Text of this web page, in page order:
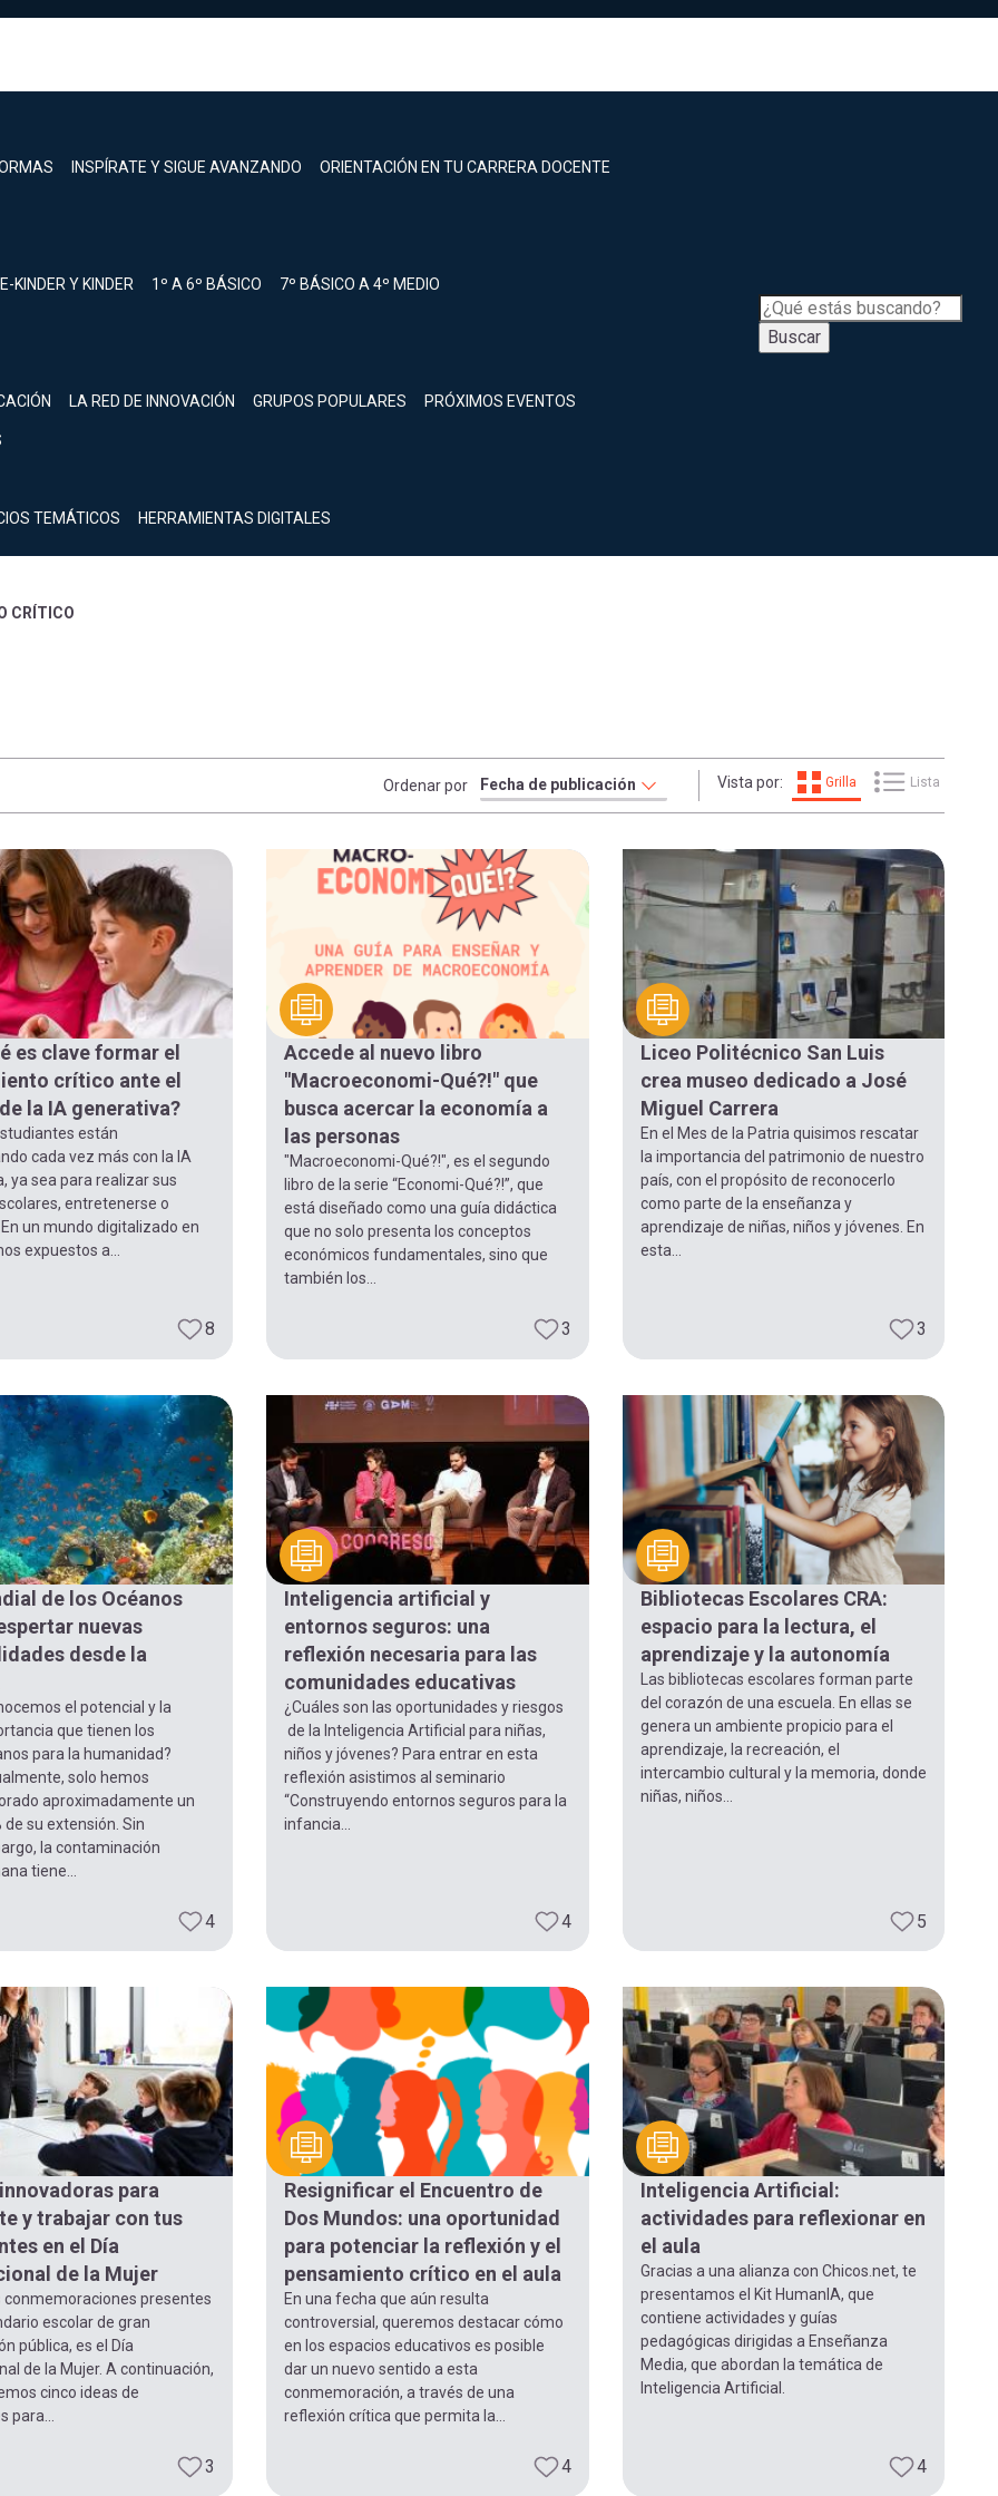
INSPÍRATE Y SIGUE AVANZANDO ORIENTACIÓN EN TU CARRERA DOCENTE
KINDER Y KINDER 1º A 6º BÁSICO 7º BÁSICO A 4º MEDIO
LA RED DE INNOVACIÓN GRUPOS POPULARES PRÓXIMOS EVENTOS
TEMÁTICOS HERRAMIENTAS DIGITALES
Buscar
CRÍTICO
Ordenar por Vista por: Grilla Lista
es clave formar el
crítico ante el
la IA generativa?
están
cada vez más con la IA
ya sea para realizar sus
entretenerse o
un mundo digitalizado en
expuestos a...
8
Accede al nuevo libro
"Macroeconomi-Qué?!" que
busca acercar la economía a
las personas
"Macroeconomi-Qué?!", es el segundo
libro de la serie “Economi-Qué?!”, que
está diseñado como una guía didáctica
que no solo presenta los conceptos
económicos fundamentales, sino que
también los...
3
Liceo Politécnico San Luis
crea museo dedicado a José
Miguel Carrera
En el Mes de la Patria quisimos rescatar
la importancia del patrimonio de nuestro
país, con el propósito de reconocerlo
como parte de la enseñanza y
aprendizaje de niñas, niños y jóvenes. En
esta...
3
de los Océanos
nuevas
desde la
el potencial y la
que tienen los
para la humanidad?
solo hemos
aproximadamente un
de su extensión. Sin
la contaminación
tiene...
4
Inteligencia artificial y
entornos seguros: una
reflexión necesaria para las
comunidades educativas
¿Cuáles son las oportunidades y riesgos
de la Inteligencia Artificial para niñas,
niños y jóvenes? Para entrar en esta
reflexión asistimos al seminario
“Construyendo entornos seguros para la
infancia...
4
Bibliotecas Escolares CRA:
espacio para la lectura, el
aprendizaje y la autonomía
Las bibliotecas escolares forman parte
del corazón de una escuela. En ellas se
genera un ambiente propicio para el
aprendizaje, la recreación, el
intercambio cultural y la memoria, donde
niñas, niños...
5
para
y trabajar con tus
en el Día
de la Mujer
conmemoraciones presentes
escolar de gran
pública, es el Día
de la Mujer. A continuación,
cinco ideas de
para...
3
Resignificar el Encuentro de
Dos Mundos: una oportunidad
para potenciar la reflexión y el
pensamiento crítico en el aula
En una fecha que aún resulta
controversial, queremos destacar cómo
en los espacios educativos es posible
dar un nuevo sentido a esta
conmemoración, a través de una
reflexión crítica que permita la...
4
Inteligencia Artificial:
actividades para reflexionar en
el aula
Gracias a una alianza con Chicos.net, te
presentamos el Kit HumanIA, que
contiene actividades y guías
pedagógicas dirigidas a Enseñanza
Media, que abordan la temática de
Inteligencia Artificial.
4
Inicia sesión.